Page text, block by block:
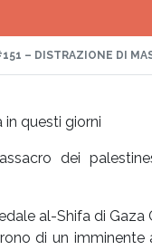
– DISTRAZIONE DI
in questi giorni
dei
al-Shifa di
di un imminente